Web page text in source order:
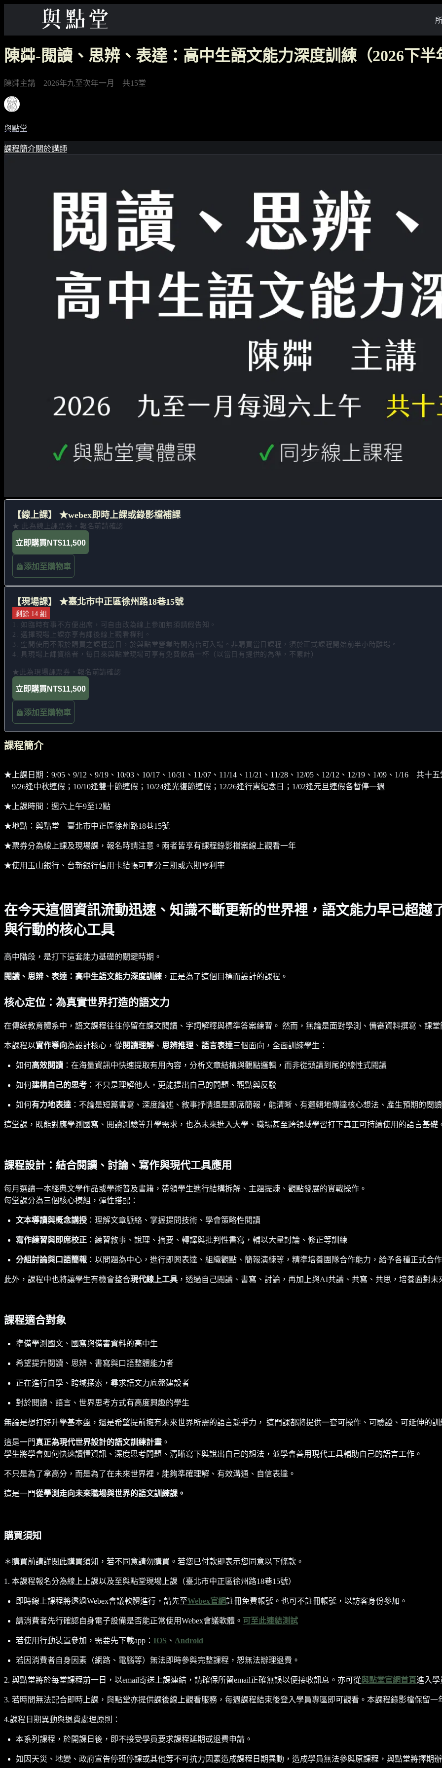
陳茻-閱讀、思辨、表達：高中生語文能力深度訓練（2026下半
陳茻主講 2026年九至次年一月 共15堂
與點堂
課程簡介關於講師
【線上課】 ★webex即時上課或錄影檔補課
★ 此為線上課票券，報名前請確認
立即購買 NT$11,500
添加至購物車
【現場課】 ★臺北市中正區徐州路18巷15號
剩餘 14 組
1. 如臨時有事不方便出席，可自由改為線上參加無須請假告知。
2. 選擇現場上課亦享有課後線上觀看權利。
3. 空間使用不限於購買之課程當日，於與點堂營業時間內皆可入場。非購買當日課程，須於正式課程開始前半小時離場。
4. 具現場上課資格者，每日來與點堂現場可享有免費飲品一杯（以當日有提供的為準，不累計）
★此為現場課票券，報名前請確認
立即購買 NT$11,500
添加至購物車
課程簡介
★上課日期：9/05、9/12、9/19、10/03、10/17、10/31、11/07、11/14、11/21、11/28、12/05、12/12、12/19、1/09、1/16 共十五
9/26逢中秋連假；10/10逢雙十節連假；10/24逢光復節連假；12/26逢行憲紀念日；1/02逢元旦連假各暫停一週
★上課時間：週六上午9至12點
★地點：與點堂 臺北市中正區徐州路18巷15號
★票券分為線上課及現場課，報名時請注意。兩者皆享有課程錄影檔案線上觀看一年
★使用玉山銀行、台新銀行信用卡結帳可享分三期或六期零利率
在今天這個資訊流動迅速、知識不斷更新的世界裡，語文能力早已超越
與行動的核心工具
高中階段，是打下這套能力基礎的關鍵時期。
閱讀、思辨、表達：高中生語文能力深度訓練 ，正是為了這個目標而設計的課程。
核心定位：為真實世界打造的語文力
在傳統教育體系中，語文課程往往停留在課文閱讀、字詞解釋與標準答案練習。 然而，無論是面對學測、備審資料撰寫、課
本課程以實作導向為設計核心，從閱讀理解 、 思辨推理 、 語言表達三個面向，全面訓練學生：
如何 高效閱讀 ：在海量資訊中快速提取有用內容，分析文章結構與觀點邏輯，而非從頭讀到尾的線性式閱讀
如何 建構自己的思考 ：不只是理解他人，更能提出自己的問題、觀點與反駁
如何 有力地表達：不論是短篇書寫、深度論述、敘事抒情還是即席簡報，能清晰、有邏輯地傳達核心想法、產生預期的閱
這堂課，既能對應學測國寫、閱讀測驗等升學需求，也為未來進入大學、職場甚至跨領域學習打下真正可持續使用的語言基礎
課程設計：結合閱讀、討論、寫作與現代工具應用
每月選讀一本經典文學作品或學術普及書籍，帶領學生進行結構拆解、主題提煉、觀點發展的實戰操作。
每堂課分為三個核心模組，彈性搭配：
文本導讀與概念講授 ：理解文章脈絡、掌握提問技術、學會策略性閱讀
寫作練習與即席校正 ：練習敘事、說理、摘要、轉譯與批判性書寫，輔以大量討論、修正等訓練
分組討論與口語簡報 ：以問題為中心，進行即興表達、組織觀點、簡報演練等，精準培養團隊合作能力，給予各種正式合
此外，課程中也將讓學生有機會整合現代線上工具 ，透過自己閱讀、書寫、討論，再加上與AI共讀、共寫、共思，培養面對未
課程適合對象
準備學測國文、國寫與備審資料的高中生
希望提升閱讀、思辨、書寫與口語整體能力者
正在進行自學、跨域探索，尋求語文力底盤建設者
對於閱讀、語言、世界思考方式有高度興趣的學生
無論是想打好升學基本盤，還是希望提前擁有未來世界所需的語言競爭力， 這門課都將提供一套可操作、可驗證、可延伸的
這是一門真正為現代世界設計的語文訓練計畫 。
學生將學會如何快速讀懂資訊、深度思考問題、清晰寫下與說出自己的想法，並學會善用現代工具輔助自己的語言工作。
不只是為了拿高分，而是為了在未來世界裡，能夠準確理解、有效溝通、自信表達。
這是一門從學測走向未來職場與世界的語文訓練課。
購買須知
＊購買前請詳閱此購買須知，若不同意請勿購買。若您已付款即表示您同意以下條款。
1. 本課程報名分為線上上課以及至與點堂現場上課（臺北市中正區徐州路18巷15號）
即時線上課程將透過Webex會議軟體進行，請先至Webex官網註冊免費帳號。也可不註冊帳號，以訪客身份參加。
請消費者先行確認自身電子設備是否能正常使用Webex會議軟體。 可至此連結測試
若使用行動裝置參加，需要先下載app： IOS 、 Android
若因消費者自身因素（網路、電腦等）無法即時參與完整課程，恕無法辦理退費。
2. 與點堂將於每堂課程前一日，以email寄送上課連結，請確保所留email正確無誤以便接收訊息。亦可從與點堂官網首頁進入學
3. 若時間無法配合即時上課，與點堂亦提供課後線上觀看服務，每週課程結束後登入學員專區即可觀看。本課程錄影檔保留一
4.課程日期異動與退費處理原則：
本系列課程，於開課日後，即不接受學員要求課程延期或退費申請。
如因天災、地變、政府宣告停班停課或其他等不可抗力因素造成課程日期異動，造成學員無法參與原課程，與點堂將擇期